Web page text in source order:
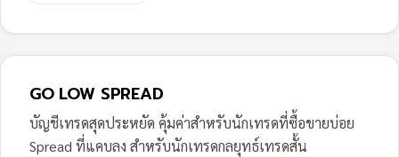
GO LOW SPREAD
บัญชีเทรดสุดประหยัด คุ้มค่าสำหรับนักเทรดที่ซื้อขายบ่อย
Spread ที่แคบลง สำหรับนักเทรดกลยุทธ์เทรดสั้น